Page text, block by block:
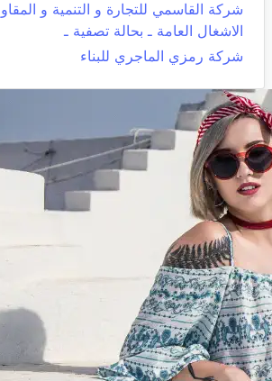
شركة القاسمي للتجارة و التنمية و
الاشغال العامة ـ بحالة تصفية ـ
شركة رمزي الماجري للبناء